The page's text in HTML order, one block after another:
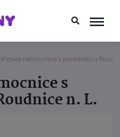
nemocnice s poliklinikou
s
n. L.